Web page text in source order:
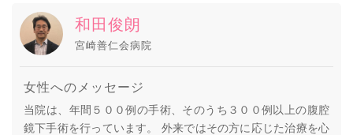
和田俊朗
宮崎善仁会病院
女性へのメッセージ
当院は、年間５００例の手術、そのうち３００例以上の腹腔
鏡下手術を行っています。 外来ではその方に応じた治療を心